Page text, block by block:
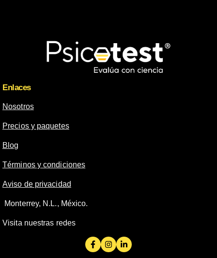
Enlaces
Nosotros
Precios y paquetes
Blog
Términos y condiciones
Aviso de privacidad
Monterrey, N.L., México.
Visita nuestras redes